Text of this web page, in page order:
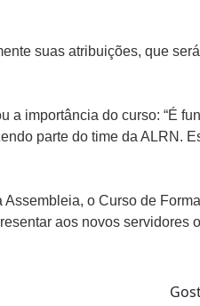
suas atribuições, que
importância do curso: “É
parte do time da ALRN.
o Curso de
aos novos servidores